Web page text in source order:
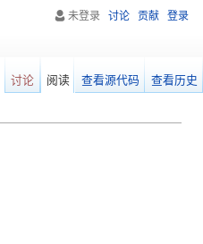
未登录 讨论 贡献 登录
讨论 阅读 查看源代码 查看历史